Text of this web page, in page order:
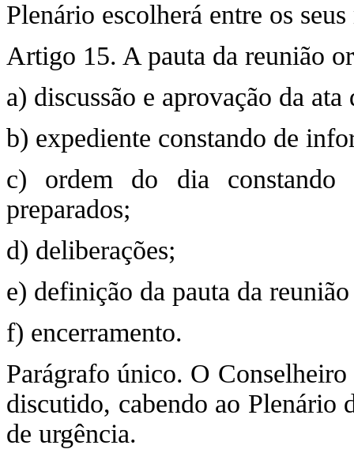
Plenário escolherá entre os
Artigo 15. A pauta da reunião
a) discussão e aprovação da
b) expediente constando de
c) ordem do dia constando
preparados;
d) deliberações;
e) definição da pauta da
f) encerramento.
Parágrafo único. O
discutido, cabendo ao Plenário
de urgência.